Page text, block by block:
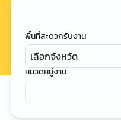
พื้นที่สะดวกรับงาน
เลือกจังหวัด
หมวดหมู่งาน